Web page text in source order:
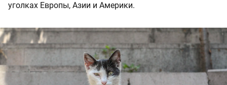
уголках Европы, Азии и Америки.